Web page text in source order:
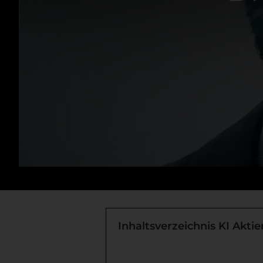
Inhaltsverzeichnis KI